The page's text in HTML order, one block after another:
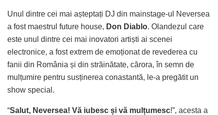
Unul dintre cei mai așteptați DJ din mainstage-ul Neversea
a fost maestrul future house, Don Diablo. Olandezul care
este unul dintre cei mai inovatori artiști ai scenei
electronice, a fost extrem de emoționat de revederea cu
fanii din România și din străinătate, cărora, în semn de
mulțumire pentru susținerea conastantă, le-a pregătit un
show special.
“Salut, Neversea! Vă iubesc și vă mulțumesc!”, acesta a